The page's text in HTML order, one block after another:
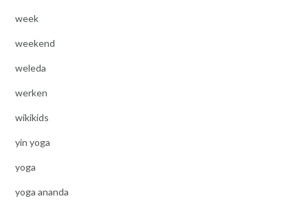
week
weekend
weleda
werken
wikikids
yin yoga
yoga
yoga ananda